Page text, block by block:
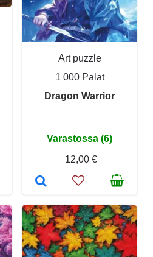
Art puzzle
1 000 Palat
Dragon Warrior
Varastossa (6)
12,00 €